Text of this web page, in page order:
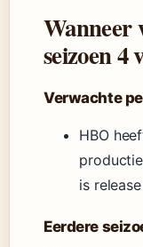
Wanneer
seizoen 4
Verwachte
HBO
is
Eerdere